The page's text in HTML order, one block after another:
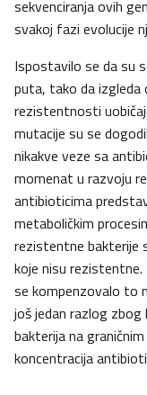
sekvenciranja ovih
svakoj fazi evolucije
Ispostavilo se da su
puta, tako da izgleda
rezistentnosti
mutacije su se
nikakve veze sa
momenat u razvoju
antibioticima
metaboličkim
rezistentne bakterije
koje nisu
se kompenzovalo to
još jedan razlog
bakterija na
koncentracija